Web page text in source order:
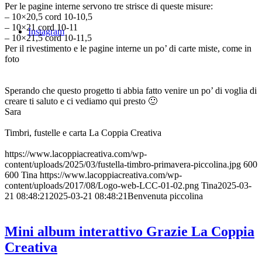
Instagram
Per le pagine interne servono tre strisce di queste misure:
– 10×20,5 cord 10-10,5
– 10×21 cord 10-11
– 10×21,5 cord 10-11,5
Per il rivestimento e le pagine interne un po’ di carte miste, come in
foto
Sperando che questo progetto ti abbia fatto venire un po’ di voglia di
creare ti saluto e ci vediamo qui presto 🙂
Sara
Timbri, fustelle e carta La Coppia Creativa
https://www.lacoppiacreativa.com/wp-
content/uploads/2025/03/fustella-timbro-primavera-piccolina.jpg 600
600 Tina https://www.lacoppiacreativa.com/wp-
content/uploads/2017/08/Logo-web-LCC-01-02.png Tina2025-03-
21 08:48:21 2025-03-21 08:48:21Benvenuta piccolina
Mini album interattivo Grazie La Coppia
Creativa